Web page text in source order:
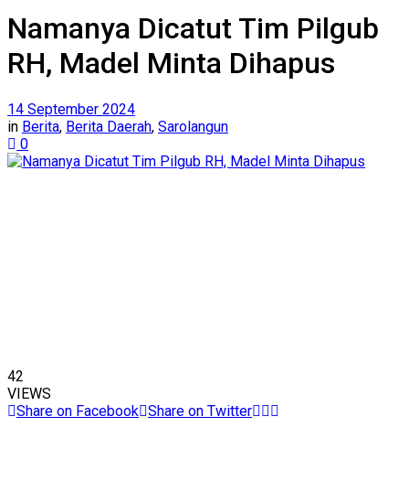
Namanya Dicatut Tim Pilgub
RH, Madel Minta Dihapus
14 September 2024
in Berita, Berita Daerah, Sarolangun
0
42
VIEWS
Share on Facebook Share on Twitter